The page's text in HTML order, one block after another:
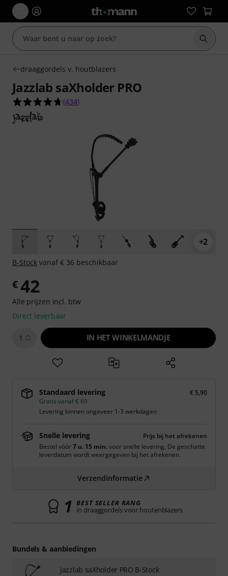
Zoek
draaggordels v. houtblazers
Jazzlab saXholder PRO
4.7 van de 5 sterren van 434 klantbeoordelingen
(434)
+2
B-Stock vanaf € 36 beschikbaar
€42
Alle prijzen incl. btw
Direct leverbaar
1 IN HET WINKELMANDJE
Standaard levering
€ 5,90
Gratis vanaf € 69
Levering binnen ongeveer 1-3 werkdagen
Snelle levering
Prijs bij het afrekenen
Bestel vóór7 u. 15 min.voor snelle levering. De geschatte
leverdatum wordt weergegeven bij het afrekenen.
Verzendinformatie
1 BEST SELLER RANG
in draaggordels voor houtenblazers
Bundels & aanbiedingen
Jazzlab saXholder PRO B-Stock